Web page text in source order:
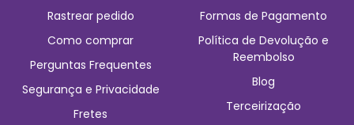
Rastrear pedido
Como comprar
Perguntas Frequentes
Segurança e Privacidade
Fretes
Formas de Pagamento
Política de Devolução e
Reembolso
Blog
Terceirização